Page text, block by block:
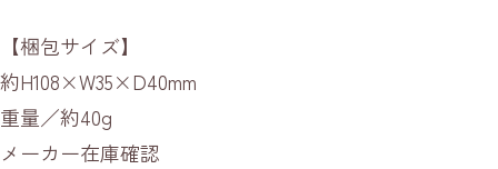
【梱包サイズ】
約H108×W35×D40mm
重量／約40g
メーカー在庫確認